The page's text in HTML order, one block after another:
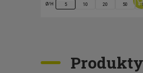
Ø/H 5 10 20 50